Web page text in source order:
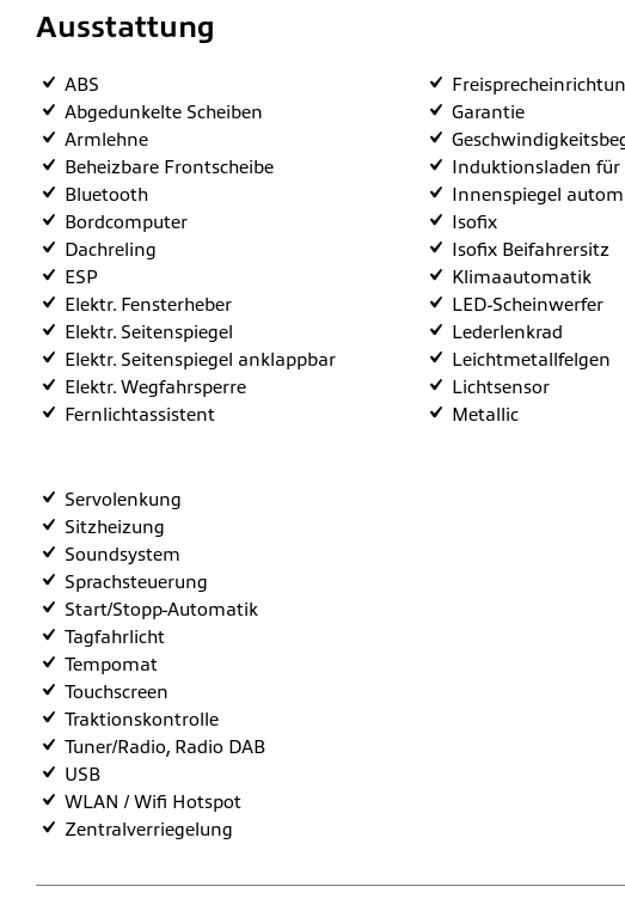
Ausstattung
ABS
Abgedunkelte Scheiben
Armlehne
Beheizbare Frontscheibe
Bluetooth
Bordcomputer
Dachreling
ESP
Elektr. Fensterheber
Elektr. Seitenspiegel
Elektr. Seitenspiegel anklappbar
Elektr. Wegfahrsperre
Fernlichtassistent
Garantie
Induktionsladen für
Innenspiegel
Isofix
Isofix Beifahrersitz
Klimaautomatik
LED-Scheinwerfer
Lederlenkrad
Leichtmetallfelgen
Lichtsensor
Metallic
Servolenkung
Sitzheizung
Soundsystem
Sprachsteuerung
Start/Stopp-Automatik
Tagfahrlicht
Tempomat
Touchscreen
Traktionskontrolle
Tuner/Radio, Radio DAB
USB
WLAN / Wifi Hotspot
Zentralverriegelung